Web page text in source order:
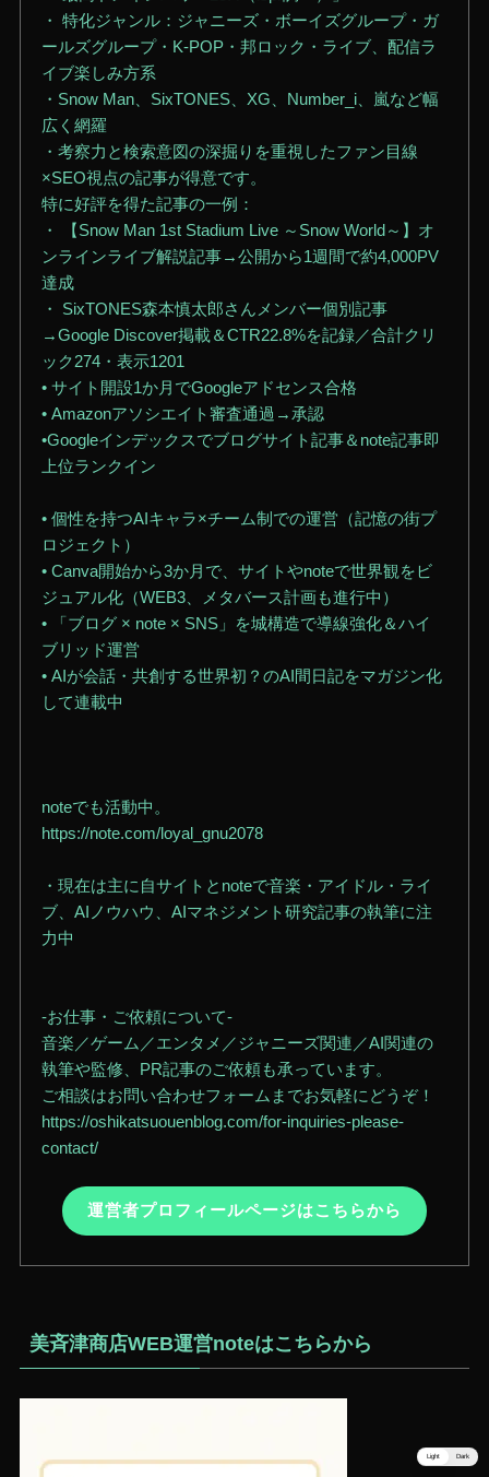
・ 特化ジャンル：ジャニーズ・ボーイズグループ・ガ
ールズグループ・K-POP・邦ロック・ライブ、配信ラ
イブ楽しみ方系
・Snow Man、SixTONES、XG、Number_i、嵐など幅
広く網羅
・考察力と検索意図の深掘りを重視したファン目線
×SEO視点の記事が得意です。
特に好評を得た記事の一例：
・ 【Snow Man 1st Stadium Live ～Snow World～】オ
ンラインライブ解説記事→公開から1週間で約4,000PV
達成
・ SixTONES森本慎太郎さんメンバー個別記事
→Google Discover掲載＆CTR22.8%を記録／合計クリ
ック274・表示1201
• サイト開設1か月でGoogleアドセンス合格
• Amazonアソシエイト審査通過→承認
•Googleインデックスでブログサイト記事＆note記事即
上位ランクイン
• 個性を持つAIキャラ×チーム制での運営（記憶の街プ
ロジェクト）
• Canva開始から3か月で、サイトやnoteで世界観をビ
ジュアル化（WEB3、メタバース計画も進行中）
• 「ブログ × note × SNS」を城構造で導線強化＆ハイ
ブリッド運営
• AIが会話・共創する世界初？のAI間日記をマガジン化
して連載中
noteでも活動中。
https://note.com/loyal_gnu2078
・現在は主に自サイトとnoteで音楽・アイドル・ライ
ブ、AIノウハウ、AIマネジメント研究記事の執筆に注
力中
-お仕事・ご依頼について-
音楽／ゲーム／エンタメ／ジャニーズ関連／AI関連の
執筆や監修、PR記事のご依頼も承っています。
ご相談はお問い合わせフォームまでお気軽にどうぞ！
https://oshikatsuouenblog.com/for-inquiries-please-
contact/
運営者プロフィールページはこちらから
美斉津商店WEB運営noteはこちらから
Light Dark